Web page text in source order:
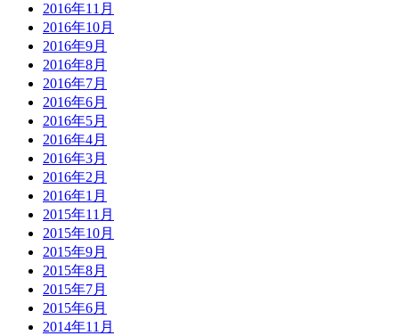
2016年11月
2016年10月
2016年9月
2016年8月
2016年7月
2016年6月
2016年5月
2016年4月
2016年3月
2016年2月
2016年1月
2015年11月
2015年10月
2015年9月
2015年8月
2015年7月
2015年6月
2014年11月